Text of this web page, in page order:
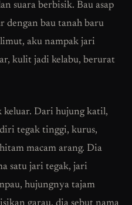
suara berbisik. Bau asap
dengan bau tanah baru
aku nampak jari
kulit jadi kelabu, berurat
keluar. Dari hujung katil,
tegak tinggi, kurus,
macam arang. Dia
satu jari tegak, jari
hujungnya tajam